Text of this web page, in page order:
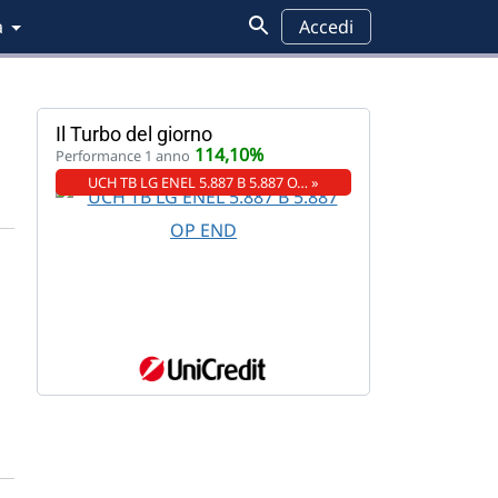
Accedi
Il Turbo del giorno
Performance 1 anno 114,10%
UCH TB LG ENEL 5.887 B 5.887 O… »